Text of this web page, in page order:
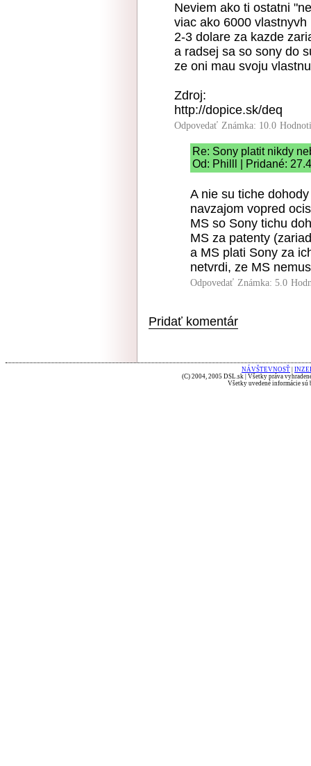
Neviem ako ti ostatni
viac ako 6000
2-3 dolare za kazde
a radsej sa so sony do
ze oni mau svoju
Zdroj:
http://dopice.sk/deq
Odpovedať Známka: 10.0
Re: Sony platit nikdy
Od: Philll | Pridané:
A nie su tiche
navzajom vopred
MS so Sony tichu
MS za patenty
a MS plati Sony za
netvrdi, ze MS
Odpovedať Známka: 5.0
Pridať komentár
NÁVŠTEVNOSŤ
(C) 2004, 2005 DSL.sk | Všetky práva
Všetky uvedené informácie sú